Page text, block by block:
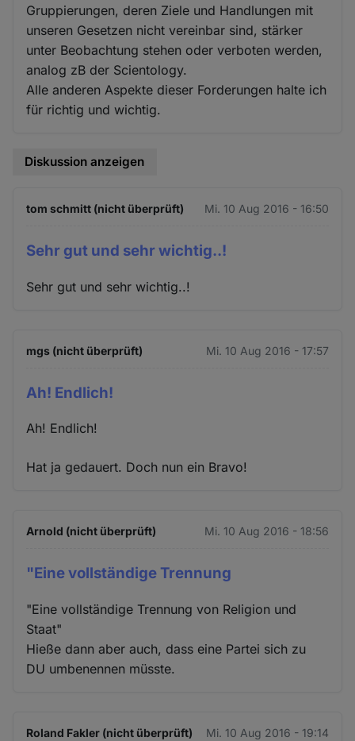
Gruppierungen, deren Ziele und Handlungen mit
unseren Gesetzen nicht vereinbar sind, stärker
unter Beobachtung stehen oder verboten werden,
analog zB der Scientology.
Alle anderen Aspekte dieser Forderungen halte ich
für richtig und wichtig.
Diskussion anzeigen
tom schmitt (nicht überprüft) Mi. 10 Aug 2016 - 16:50
Sehr gut und sehr wichtig..!
Sehr gut und sehr wichtig..!
mgs (nicht überprüft) Mi. 10 Aug 2016 - 17:57
Ah! Endlich!
Ah! Endlich!
Hat ja gedauert. Doch nun ein Bravo!
Arnold (nicht überprüft) Mi. 10 Aug 2016 - 18:56
"Eine vollständige Trennung
"Eine vollständige Trennung von Religion und
Staat"
Hieße dann aber auch, dass eine Partei sich zu
DU umbenennen müsste.
Roland Fakler (nicht überprüft) Mi. 10 Aug 2016 - 19:14